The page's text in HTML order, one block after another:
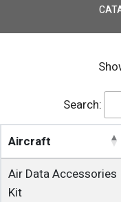
Search:
Aircraft
Air Data Accessories
Kit